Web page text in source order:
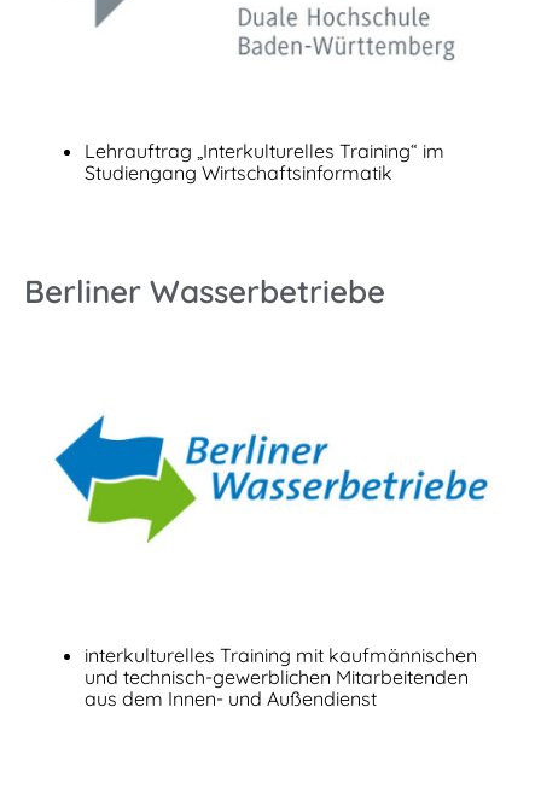
Lehrauftrag „Interkulturelles Training“ im
Studiengang Wirtschaftsinformatik
Berliner Wasserbetriebe
interkulturelles Training mit kaufmännischen
und technisch-gewerblichen Mitarbeitenden
aus dem Innen- und Außendienst